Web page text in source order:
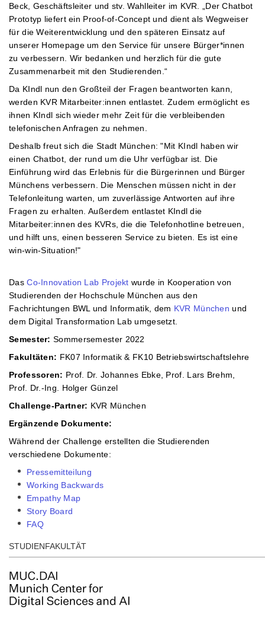
Beck, Geschäftsleiter und stv. Wahlleiter im KVR. „Der Chatbot
Prototyp liefert ein Proof-of-Concept und dient als Wegweiser
für die Weiterentwicklung und den späteren Einsatz auf
unserer Homepage um den Service für unsere Bürger*innen
zu verbessern. Wir bedanken und herzlich für die gute
Zusammenarbeit mit den Studierenden.“
Da KIndl nun den Großteil der Fragen beantworten kann,
werden KVR Mitarbeiter:innen entlastet. Zudem ermöglicht es
ihnen KIndl sich wieder mehr Zeit für die verbleibenden
telefonischen Anfragen zu nehmen.
Deshalb freut sich die Stadt München: "Mit KIndl haben wir
einen Chatbot, der rund um die Uhr verfügbar ist. Die
Einführung wird das Erlebnis für die Bürgerinnen und Bürger
Münchens verbessern. Die Menschen müssen nicht in der
Telefonleitung warten, um zuverlässige Antworten auf ihre
Fragen zu erhalten. Außerdem entlastet KIndl die
Mitarbeiter:innen des KVRs, die die Telefonhotline betreuen,
und hilft uns, einen besseren Service zu bieten. Es ist eine
win-win-Situation!"
DasCo-Innovation Lab Projekt wurde in Kooperation von
Studierenden der Hochschule München aus den
Fachrichtungen BWL und Informatik, dem KVR München und
dem Digital Transformation Lab umgesetzt.
Semester: Sommersemester 2022
Fakultäten: FK07 Informatik & FK10 Betriebswirtschaftslehre
Professoren: Prof. Dr. Johannes Ebke, Prof. Lars Brehm,
Prof. Dr.-Ing. Holger Günzel
Challenge-Partner: KVR München
Ergänzende Dokumente:
Während der Challenge erstellten die Studierenden
verschiedene Dokumente:
Pressemitteilung
Working Backwards
Empathy Map
Story Board
FAQ
STUDIENFAKULTÄT